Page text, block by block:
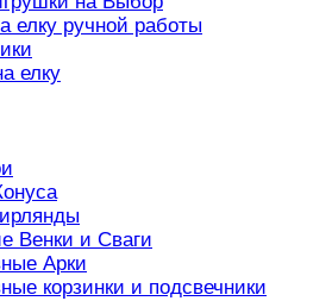
елку ручной работы
елку
Венки и Сваги
Арки
корзинки и подсвечники